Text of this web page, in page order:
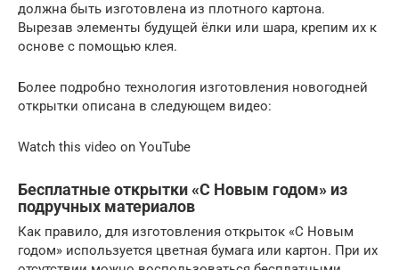
должна быть изготовлена из плотного картона.
Вырезав элементы будущей ёлки или шара, крепим их к
основе с помощью клея.
Более подробно технология изготовления новогодней
открытки описана в следующем видео:
Watch this video on YouTube
Бесплатные открытки «С Новым годом» из
подручных материалов
Как правило, для изготовления открыток «С Новым
годом» используется цветная бумага или картон. При их